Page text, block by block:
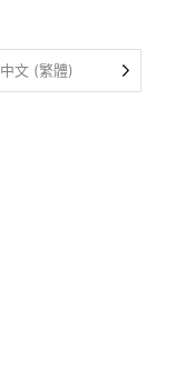
中文 (繁體)